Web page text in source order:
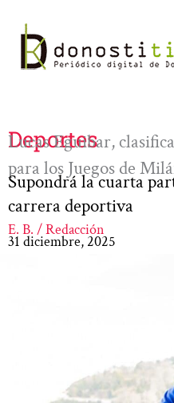
contenido
Deportes
Lucas Eguibar,
para los Juegos de
Supondrá la cuarta
carrera deportiva
E. B. / Redacción
31 diciembre, 2025